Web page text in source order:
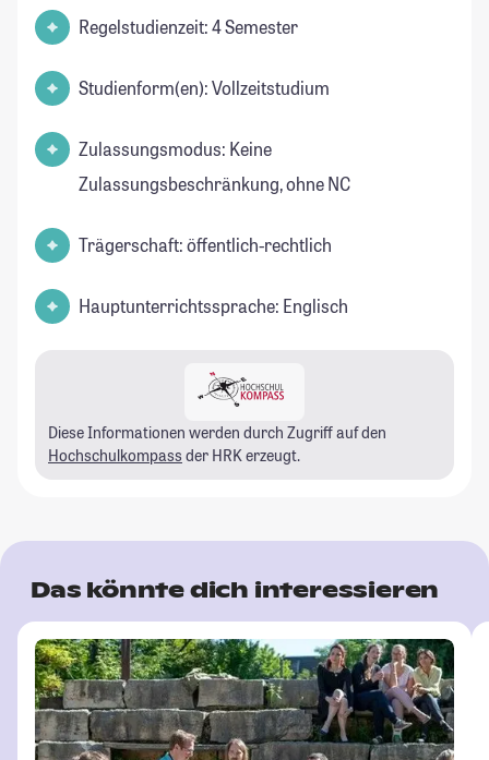
Regelstudienzeit: 4 Semester
Studienform(en): Vollzeitstudium
Zulassungsmodus: Keine
Zulassungsbeschränkung, ohne NC
Trägerschaft: öffentlich-rechtlich
Hauptunterrichtssprache: Englisch
Diese Informationen werden durch Zugriff auf den
Hochschulkompass der HRK erzeugt.
Das könnte dich interessieren